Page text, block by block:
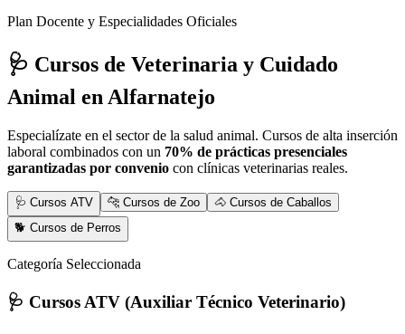
Plan Docente y Especialidades Oficiales
🩺 Cursos de Veterinaria y Cuidado
Animal en Alfarnatejo
Especialízate en el sector de la salud animal. Cursos de alta inserción
laboral combinados con un 70% de prácticas presenciales
garantizadas por convenio con clínicas veterinarias reales.
🩺 Cursos ATV 🐆 Cursos de Zoo
🐴 Cursos de Caballos
🐕 Cursos de Perros
Categoría Seleccionada
🩺 Cursos ATV (Auxiliar Técnico Veterinario)